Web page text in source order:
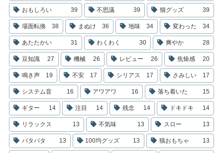
おもしろい 39 不思議 39 猫グッズ 39
場面転換 38 まぬけ 36 地味 34 変わった 34
あたたかい 31 わくわく 30 爽やか 28
豆知識 27 機械 26 レビュー 26 焦燥感 20
鳴き声 19 不安 17 シリアス 17 さみしい 17
システム音 16 アワアワ 16 落ち着いた 15
ギター 14 注目 14 残念 14 ドキドキ 14
リラックス 13 不気味 13 スロー 13
バタバタ 13 100均グッズ 13 猫おもちゃ 13